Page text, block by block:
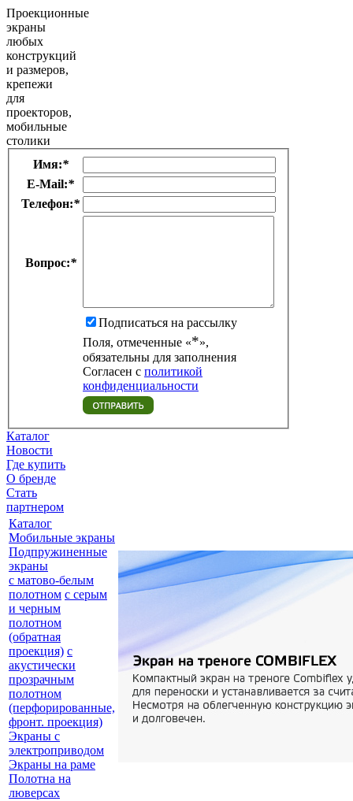
Проекционные
экраны
любых
конструкций
и размеров,
крепежи
для
проекторов,
мобильные
столики
Имя:*
E-Mail:*
Телефон:*
Вопрос:*
Подписаться на рассылку
Поля, отмеченные «*»,
обязательны для заполнения
Согласен с политикой
конфиденциальности
Каталог
Новости
Где купить
О бренде
Стать
партнером
Каталог
Мобильные экраны
Подпружиненные
экраны
с матово-белым
полотном с серым
и черным
полотном
(обратная
проекция) с
акустически
прозрачным
полотном
(перфорированные,
фронт. проекция)
Экраны с
электроприводом
Экраны на раме
Полотна на
люверсах